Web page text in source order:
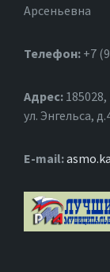
Арсеньевна
Телефон: +7
Адрес:
ул. Энгельса,
Е-mail: